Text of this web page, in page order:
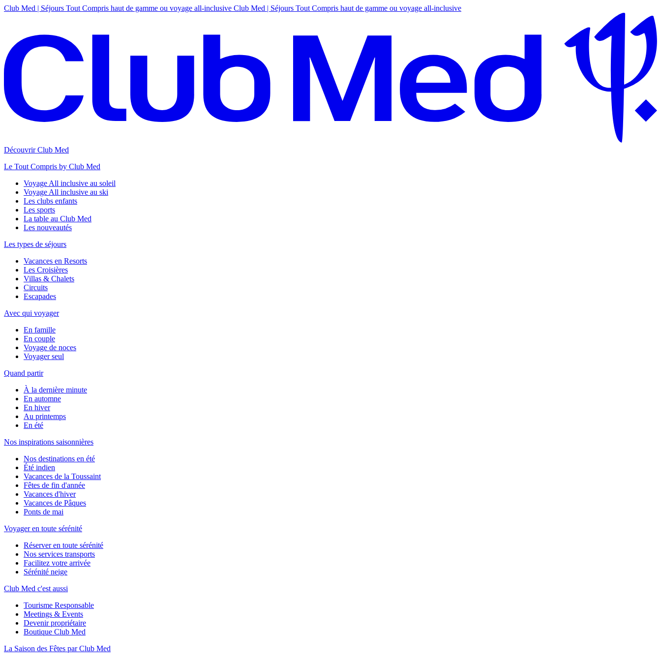
Club Med | Séjours Tout Compris haut de gamme ou voyage all-inclusive Club Med | Séjours Tout Compris haut de gamme ou voyage all-inclusive
Découvrir Club Med
Le Tout Compris by Club Med
Voyage All inclusive au soleil
Voyage All inclusive au ski
Les clubs enfants
Les sports
La table au Club Med
Les nouveautés
Les types de séjours
Vacances en Resorts
Les Croisières
Villas & Chalets
Circuits
Escapades
Avec qui voyager
En famille
En couple
Voyage de noces
Voyager seul
Quand partir
À la dernière minute
En automne
En hiver
Au printemps
En été
Nos inspirations saisonnières
Nos destinations en été
Été indien
Vacances de la Toussaint
Fêtes de fin d'année
Vacances d'hiver
Vacances de Pâques
Ponts de mai
Voyager en toute sérénité
Réserver en toute sérénité
Nos services transports
Facilitez votre arrivée
Sérénité neige
Club Med c'est aussi
Tourisme Responsable
Meetings & Events
Devenir propriétaire
Boutique Club Med
La Saison des Fêtes par Club Med